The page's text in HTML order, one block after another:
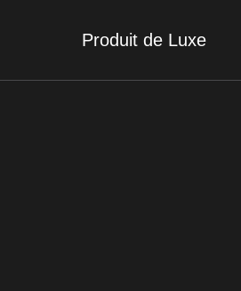
Produit de Luxe